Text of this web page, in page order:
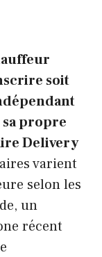
soit
sa propre
Delivery
varient
selon les
un
récent